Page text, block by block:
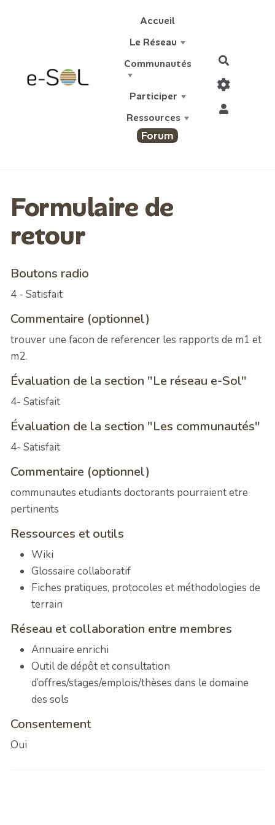
Accueil
Le Réseau
Communautés
Participer
Ressources
Forum
Formulaire de
retour
Boutons radio
4 - Satisfait
Commentaire (optionnel)
trouver une facon de referencer les rapports de m1 et
m2.
Évaluation de la section "Le réseau e-Sol"
4- Satisfait
Évaluation de la section "Les communautés"
4- Satisfait
Commentaire (optionnel)
communautes etudiants doctorants pourraient etre
pertinents
Ressources et outils
Wiki
Glossaire collaboratif
Fiches pratiques, protocoles et méthodologies de
terrain
Réseau et collaboration entre membres
Annuaire enrichi
Outil de dépôt et consultation
d’offres/stages/emplois/thèses dans le domaine
des sols
Consentement
Oui